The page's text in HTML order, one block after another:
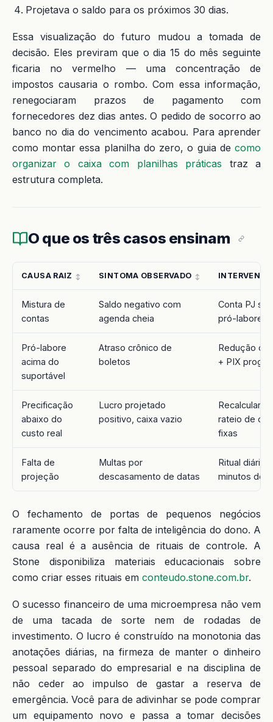
Projetava o saldo para os próximos 30 dias.
Essa visualização do futuro mudou a tomada de
decisão. Eles previram que o dia 15 do mês seguinte
ficaria no vermelho — uma concentração de
impostos causaria o rombo. Com essa informação,
renegociaram prazos de pagamento com
fornecedores dez dias antes. O pedido de socorro ao
banco no dia do vencimento acabou. Para aprender
como montar essa planilha do zero, o guia de como
organizar o caixa com planilhas práticas traz a
estrutura completa.
O que os três casos ensinam
CAUSA RAIZ SINTOMA OBSERVADO
Mistura de
contas
Saldo negativo com
agenda cheia
Conta PJ
pró-labore
Pró-labore
acima do
suportável
Atraso crônico de
boletos
Redução do
+ PIX
Precificação
abaixo do
custo real
Lucro projetado
positivo, caixa vazio
Recalcular
rateio de
fixas
Falta de
projeção
Multas por
descasamento de datas
Ritual diário
minutos de
O fechamento de portas de pequenos negócios
raramente ocorre por falta de inteligência do dono. A
causa real é a ausência de rituais de controle. A
Stone disponibiliza materiais educacionais sobre
como criar esses rituais em conteudo.stone.com.br.
O sucesso financeiro de uma microempresa não vem
de uma tacada de sorte nem de rodadas de
investimento. O lucro é construído na monotonia das
anotações diárias, na firmeza de manter o dinheiro
pessoal separado do empresarial e na disciplina de
não ceder ao impulso de gastar a reserva de
emergência. Você para de adivinhar se pode comprar
um equipamento novo e passa a tomar decisões